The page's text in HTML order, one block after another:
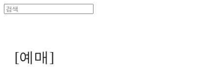
[예매]